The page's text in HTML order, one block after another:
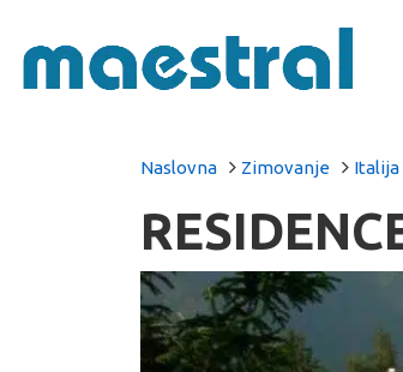
Naslovna Zimovanje Italija